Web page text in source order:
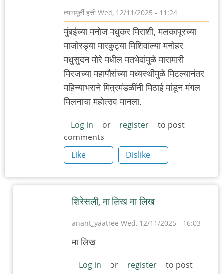
त्यागमूर्ती हत्ती Wed, 12/11/2025 - 11:24
मुंबईच्या मनोज मधुकर मिराशी, मलकापूरच्या
माजोरड्या मारकुट्या मिशिवाल्या मनोहर
मधुसुदन मोरे मधील मतभेदांमुळे मारामारी
मिरजच्या महापौरांच्या मध्यस्थीमुळे मिटल्यानंतर
महिन्याभराने मित्रमंडळींनी मिठाई मांडून मंगल
मिलनाचा महोत्सव मानला.
Log in or register
to post
comments
Like
Dislike
शिरेसली, मा लिख मा लिख
anant_yaatree Wed, 12/11/2025 - 16:03
In
मा लिख
Log in or register
to post